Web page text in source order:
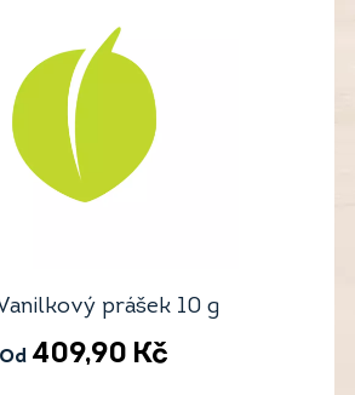
prášek 10 g
Od 409,90 Kč